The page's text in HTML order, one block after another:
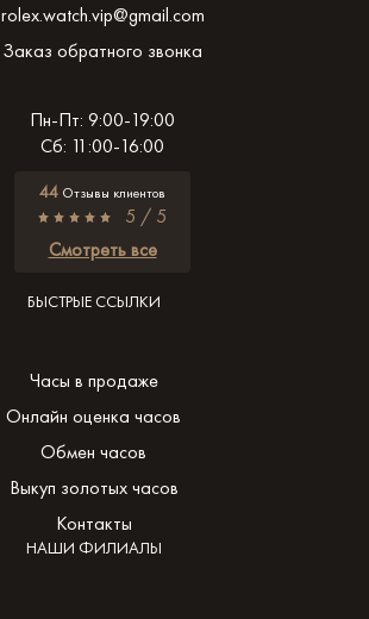
rolex.watch.vip@gmail.com
Заказ обратного звонка
Пн-Пт: 9:00-19:00
Сб: 11:00-16:00
44 Отзывы клиентов
5 / 5
Смотреть все
БЫСТРЫЕ ССЫЛКИ
Часы в продаже
Онлайн оценка часов
Обмен часов
Выкуп золотых часов
Контакты
НАШИ ФИЛИАЛЫ